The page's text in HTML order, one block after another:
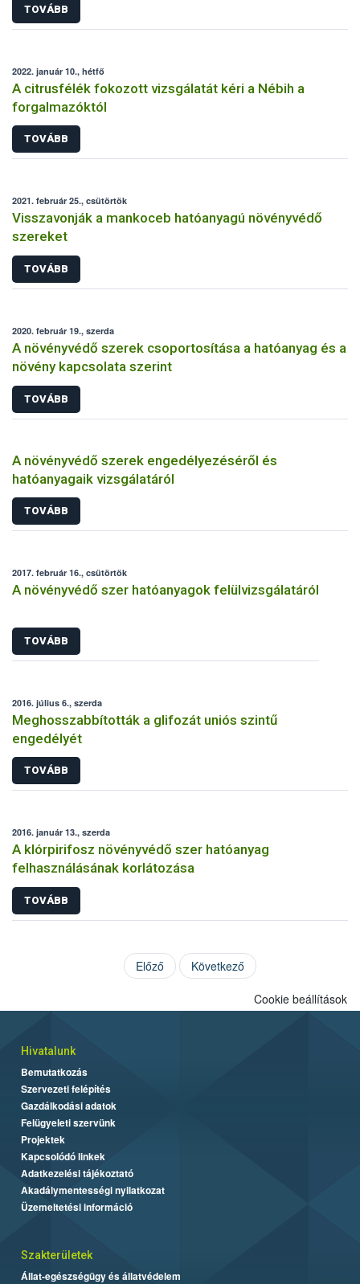
TOVÁBB
2022. január 10., hétfő
A citrusfélék fokozott vizsgálatát kéri a Nébih a
forgalmazóktól
TOVÁBB
2021. február 25., csütörtök
Visszavonják a mankoceb hatóanyagú növényvédő
szereket
TOVÁBB
2020. február 19., szerda
A növényvédő szerek csoportosítása a hatóanyag és a
növény kapcsolata szerint
TOVÁBB
A növényvédő szerek engedélyezéséről és
hatóanyagaik vizsgálatáról
TOVÁBB
2017. február 16., csütörtök
A növényvédő szer hatóanyagok felülvizsgálatáról
TOVÁBB
2016. július 6., szerda
Meghosszabbították a glifozát uniós szintű
engedélyét
TOVÁBB
2016. január 13., szerda
A klórpirifosz növényvédő szer hatóanyag
felhasználásának korlátozása
TOVÁBB
Előző Következő
Cookie beállítások
Hivatalunk
Bemutatkozás
Szervezeti felépítés
Gazdálkodási adatok
Felügyeleti szervünk
Projektek
Kapcsolódó linkek
Adatkezelési tájékoztató
Akadálymentességi nyilatkozat
Üzemeltetési információ
Szakterületek
Állat-egészségügy és állatvédelem